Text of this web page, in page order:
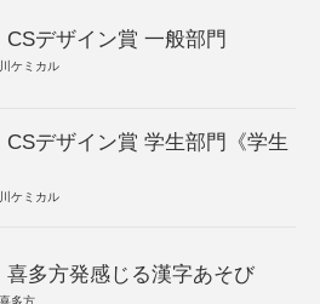
CSデザイン賞 一般部門
ケミカル
CSデザイン賞 学生部門《学生
ケミカル
喜多方発感じる漢字あそび
多方